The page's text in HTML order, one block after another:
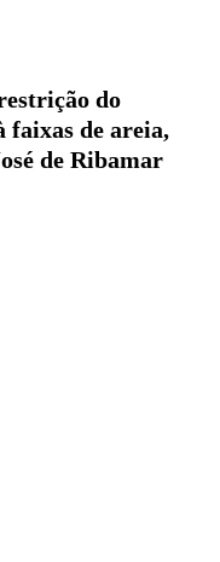
do
faixas de areia,
de Ribamar